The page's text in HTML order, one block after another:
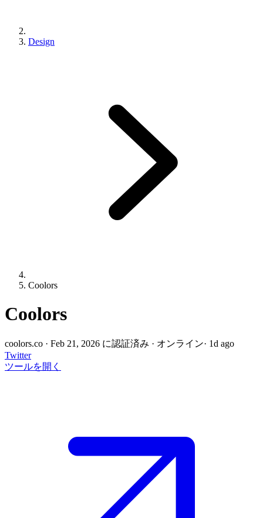
Design
Coolors
Coolors
coolors.co · Feb 21, 2026 に認証済み · オンライン· 1d ago
Twitter
ツールを開く